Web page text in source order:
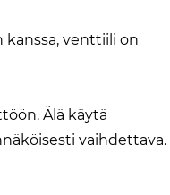
kanssa, venttiili on
Älä käytä
vaihdettava.